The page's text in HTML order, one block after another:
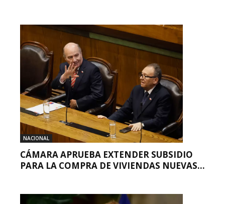
NACIONAL
CÁMARA APRUEBA EXTENDER SUBSIDIO
PARA LA COMPRA DE VIVIENDAS NUEVAS...